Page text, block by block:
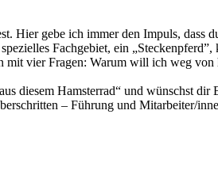
Hier gebe ich immer den Impuls, dass
Fachgebiet, ein
vier Fragen: Warum will ich weg
diesem Hamsterrad“ und wünschst
– Führung und Mitarbeiter/